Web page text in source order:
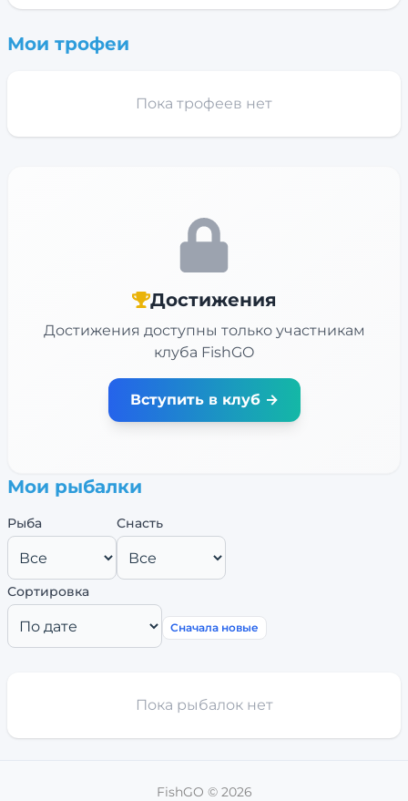
Мои трофеи
Пока трофеев нет
Достижения
Достижения доступны только участникам
клуба FishGO
Вступить в клуб →
Мои рыбалки
Рыба Снасть
Сортировка
Сначала новые
Пока рыбалок нет
FishGO © 2026